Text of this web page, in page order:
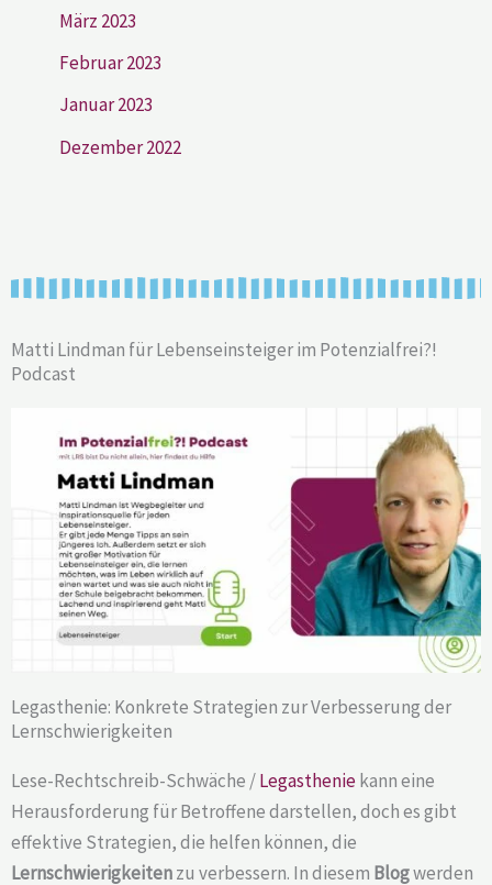
März 2023
Februar 2023
Januar 2023
Dezember 2022
Matti Lindman für Lebenseinsteiger im Potenzialfrei?!
Podcast
Legasthenie: Konkrete Strategien zur Verbesserung der
Lernschwierigkeiten
Lese-Rechtschreib-Schwäche /Legastheniekann eine
Herausforderung für Betroffene darstellen, doch es gibt
effektive Strategien, die helfen können, die
Lernschwierigkeitenzu verbessern. In diesem Blogwerden